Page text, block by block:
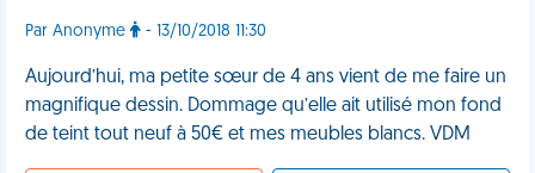
Par Anonyme - 13/10/2018 11:30
Aujourd’hui, ma petite sœur de 4 ans vient de me faire un
magnifique dessin. Dommage qu’elle ait utilisé mon fond
de teint tout neuf à 50€ et mes meubles blancs. VDM